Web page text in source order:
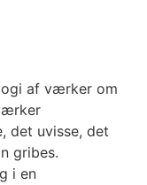
af værker om
det uvisse, det
gribes.
i en